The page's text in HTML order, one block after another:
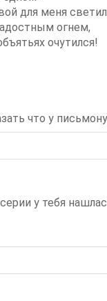
для меня
огнем,
очутился!
что у
у тебя